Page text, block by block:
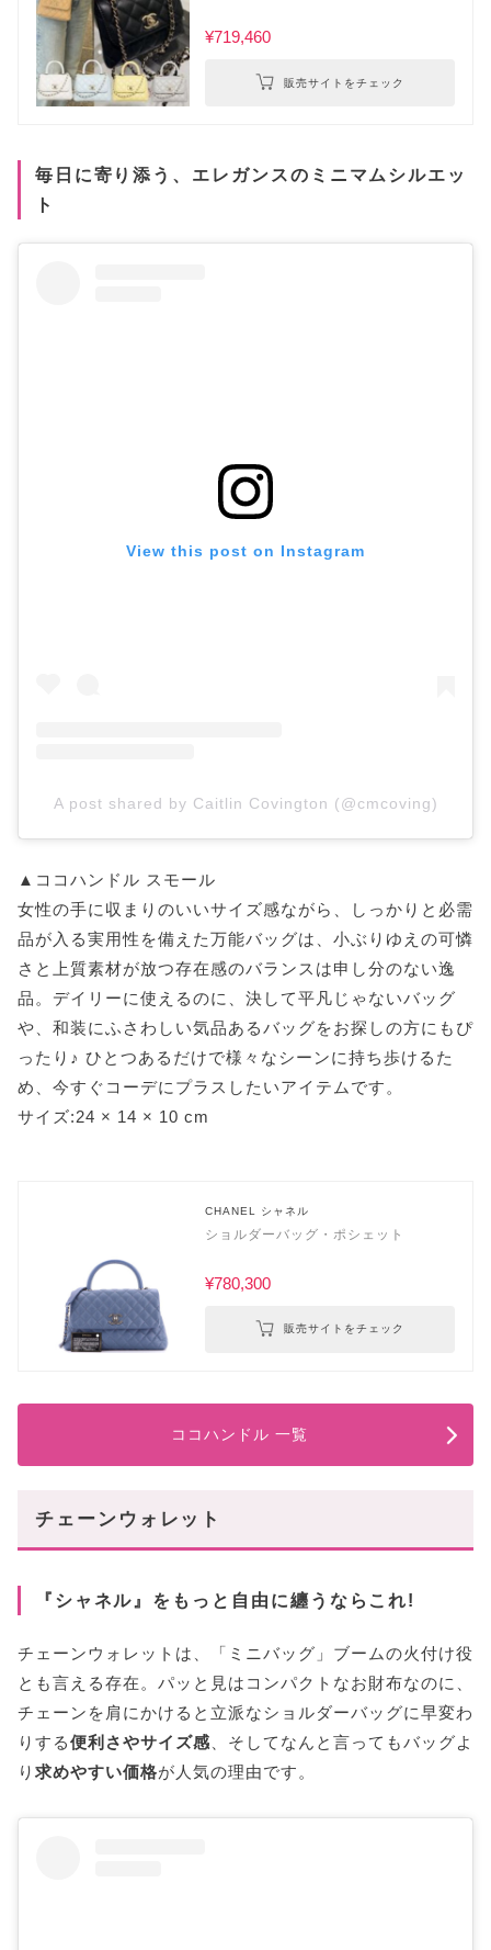
¥719,460
販売サイトをチェック
毎日に寄り添う、エレガンスのミニマムシルエッ
ト
View this post on Instagram
A post shared by Caitlin Covington (@cmcoving)
▲ココハンドル スモール
女性の手に収まりのいいサイズ感ながら、しっかりと必需
品が入る実用性を備えた万能バッグは、小ぶりゆえの可憐
さと上質素材が放つ存在感のバランスは申し分のない逸
品。デイリーに使えるのに、決して平凡じゃないバッグ
や、和装にふさわしい気品あるバッグをお探しの方にもぴ
ったり♪ ひとつあるだけで様々なシーンに持ち歩けるた
め、今すぐコーデにプラスしたいアイテムです。
サイズ:24 × 14 × 10 cm
CHANEL シャネル
ショルダーバッグ・ポシェット
¥780,300
販売サイトをチェック
ココハンドル 一覧
チェーンウォレット
『シャネル』をもっと自由に纏うならこれ!
チェーンウォレットは、「ミニバッグ」ブームの火付け役
とも言える存在。パッと見はコンパクトなお財布なのに、
チェーンを肩にかけると立派なショルダーバッグに早変わ
りする便利さやサイズ感 、そしてなんと言ってもバッグよ
り 求めやすい価格が人気の理由です。